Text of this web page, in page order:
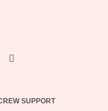
SUPPORT